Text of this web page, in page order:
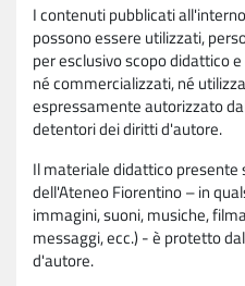
I contenuti pubblicati
possono essere utilizzati,
per esclusivo scopo didattico
né commercializzati, né
espressamente autorizzato
detentori dei diritti d'autore.
Il materiale didattico
dell'Ateneo Fiorentino – in
immagini, suoni, musiche,
messaggi, ecc.) - è protetto
d'autore.